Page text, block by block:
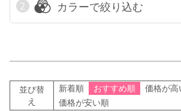
カラーで絞り込む
検索
並び替
え
新着順 おすすめ順
価格が高
価格が安い順